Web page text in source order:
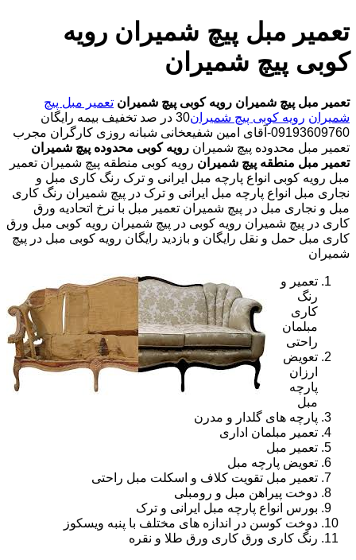
تعمیر مبل پیچ شمیران رویه
کوبی پیچ شمیران
تعمیر مبل پیچ شمیران رویه کوبی پیچ شمیران تعمیر مبل پیچ
شمیران رویه کوبی پیچ شمیران
30 در صد تخفیف بیمه رایگان
09193609760-آقای امین شفیعخانی شبانه روزی کارگران مجرب
تعمیر مبل محدوده پیچ شمیران رویه کوبی محدوده پیچ شمیران
تعمیر مبل منطقه پیچ شمیران رویه کوبی منطقه پیچ شمیران تعمیر
مبل رویه کوبی انواع پارچه مبل ایرانی و ترک رنگ کاری مبل و
نجاری مبل انواع پارچه مبل ایرانی و ترک در پیچ شمیران رنگ کاری
مبل و نجاری مبل در پیچ شمیران تعمیر مبل با نرخ اتحادیه ورق
کاری در پیچ شمیران رویه کوبی در پیچ شمیران رویه کوبی مبل ورق
کاری مبل حمل و نقل رایگان و بازدید رایگان رویه کوبی مبل در پیچ
شمیران
تعمیر و
رنگ
کاری
مبلمان
راحتی
تعویض
ارزان
پارچه
مبل
پارچه های گلدار و مدرن
تعمیر مبلمان اداری
تعمیر مبل
تعویض پارچه مبل
تعمیر مبل تقویت کلاف و اسکلت مبل راحتی
دوخت پیراهن مبل و رومبلی
بورس انواع پارچه مبل ایرانی و ترک
دوخت کوسن در اندازه های مختلف با پنبه ویسکوز
رنگ کاری ورق کاری ورق طلا و نقره